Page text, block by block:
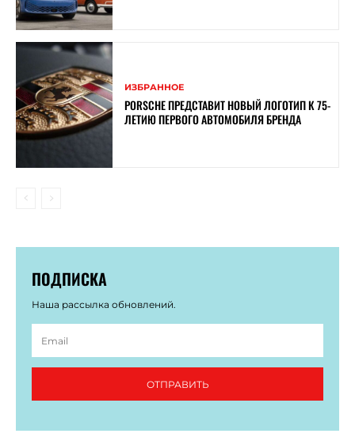
ИЗБРАННОЕ
PORSCHE ПРЕДСТАВИТ НОВЫЙ ЛОГОТИП К 75-
ЛЕТИЮ ПЕРВОГО АВТОМОБИЛЯ БРЕНДА
ПОДПИСКА
Наша рассылка обновлений.
ОТПРАВИТЬ